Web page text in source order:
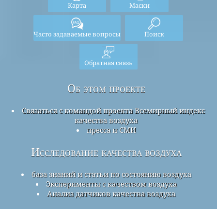
Карта Маски
Часто задаваемые вопросы Поиск
Обратная связь
Об этом проекте
Связаться с командой проекта Всемирный индекс
качества воздуха
пресса и СМИ
Исследование качества воздуха
база знаний и статьи по состоянию воздуха
Эксперименты с качеством воздуха
Анализ датчиков качества воздуха